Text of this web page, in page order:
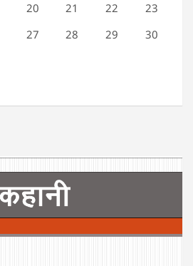
20 21 22
23
27 28 29
30